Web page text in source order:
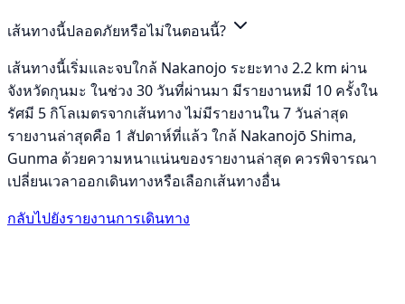
เส้นทางนี้ปลอดภัยหรือไม่ในตอนนี้?
เส้นทางนี้เริ่มและจบใกล้ Nakanojo ระยะทาง 2.2 km ผ่าน
จังหวัดกุนมะ ในช่วง 30 วันที่ผ่านมา มีรายงานหมี 10 ครั้งใน
รัศมี 5 กิโลเมตรจากเส้นทาง ไม่มีรายงานใน 7 วันล่าสุด
รายงานล่าสุดคือ 1 สัปดาห์ที่แล้ว ใกล้ Nakanojō Shima,
Gunma ด้วยความหนาแน่นของรายงานล่าสุด ควรพิจารณา
เปลี่ยนเวลาออกเดินทางหรือเลือกเส้นทางอื่น
กลับไปยังรายงานการเดินทาง